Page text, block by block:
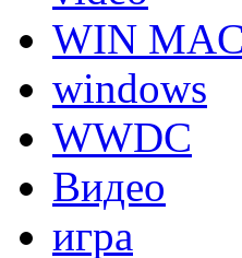
WIN
windows
WWDC
Видео
игра